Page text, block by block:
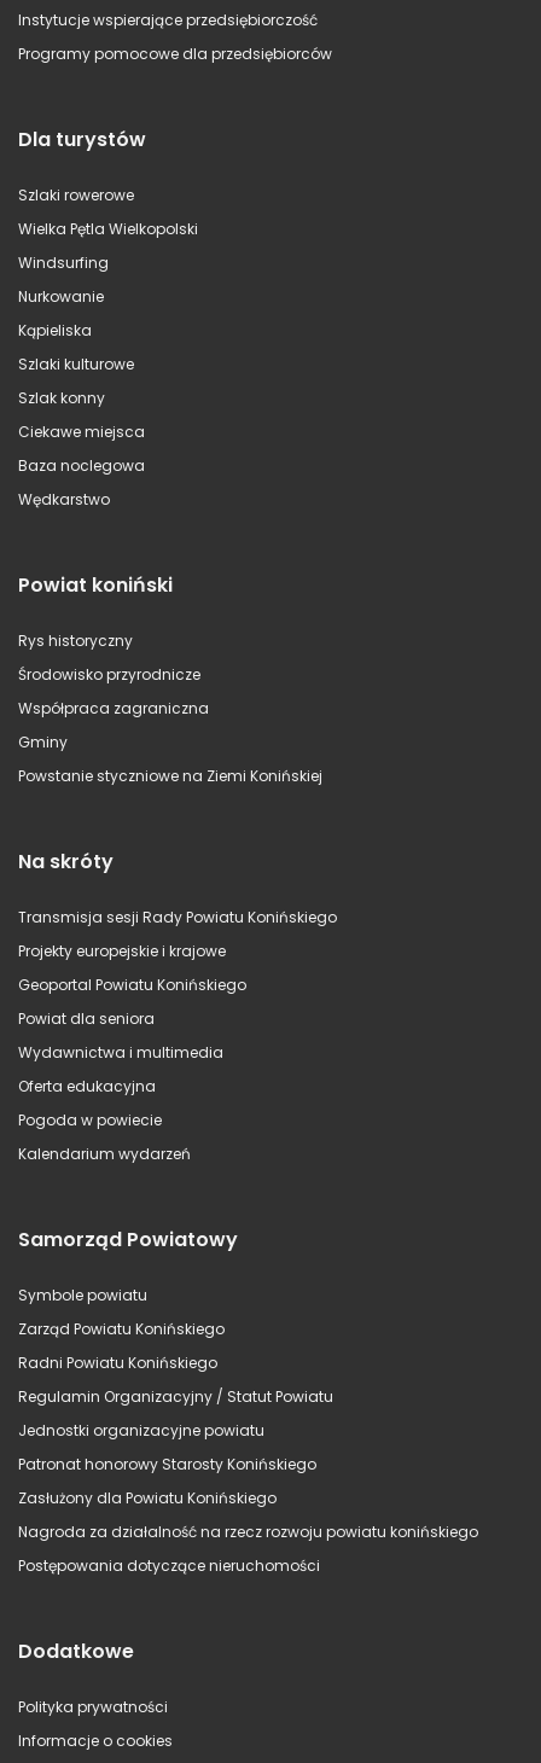
Instytucje wspierające przedsiębiorczość
Programy pomocowe dla przedsiębiorców
Dla turystów
Szlaki rowerowe
Wielka Pętla Wielkopolski
Windsurfing
Nurkowanie
Kąpieliska
Szlaki kulturowe
Szlak konny
Ciekawe miejsca
Baza noclegowa
Wędkarstwo
Powiat koniński
Rys historyczny
Środowisko przyrodnicze
Współpraca zagraniczna
Gminy
Powstanie styczniowe na Ziemi Konińskiej
Na skróty
Transmisja sesji Rady Powiatu Konińskiego
Projekty europejskie i krajowe
Geoportal Powiatu Konińskiego
Powiat dla seniora
Wydawnictwa i multimedia
Oferta edukacyjna
Pogoda w powiecie
Kalendarium wydarzeń
Samorząd Powiatowy
Symbole powiatu
Zarząd Powiatu Konińskiego
Radni Powiatu Konińskiego
Regulamin Organizacyjny / Statut Powiatu
Jednostki organizacyjne powiatu
Patronat honorowy Starosty Konińskiego
Zasłużony dla Powiatu Konińskiego
Nagroda za działalność na rzecz rozwoju powiatu konińskiego
Postępowania dotyczące nieruchomości
Dodatkowe
Polityka prywatności
Informacje o cookies